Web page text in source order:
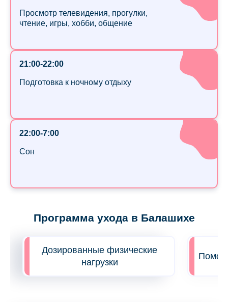
Просмотр телевидения, прогулки,
чтение, игры, хобби, общение
21:00-22:00
Подготовка к ночному отдыху
22:00-7:00
Сон
Программа ухода в Балашихе
Дозированные физические
нагрузки